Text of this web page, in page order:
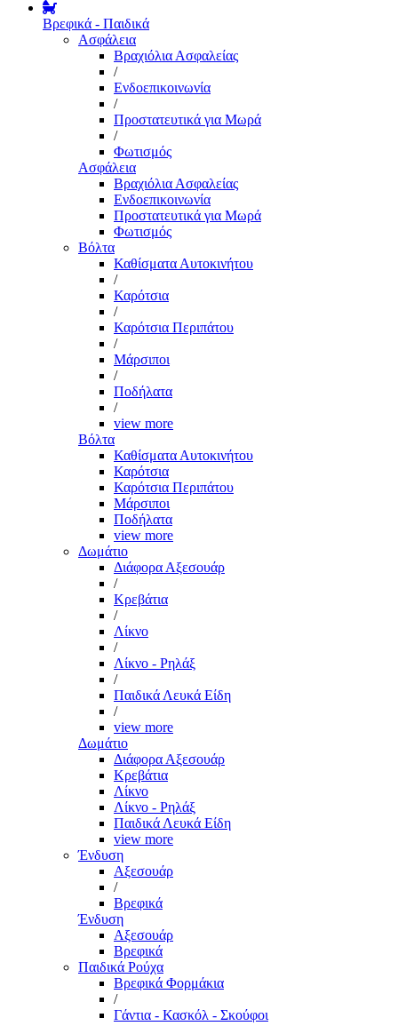
Βρεφικά - Παιδικά
Ασφάλεια
Βραχιόλια Ασφαλείας
/
Ενδοεπικοινωνία
/
Προστατευτικά για Μωρά
/
Φωτισμός
Ασφάλεια
Βραχιόλια Ασφαλείας
Ενδοεπικοινωνία
Προστατευτικά για Μωρά
Φωτισμός
Βόλτα
Καθίσματα Αυτοκινήτου
/
Καρότσια
/
Καρότσια Περιπάτου
/
Μάρσιποι
/
Ποδήλατα
/
view more
Βόλτα
Καθίσματα Αυτοκινήτου
Καρότσια
Καρότσια Περιπάτου
Μάρσιποι
Ποδήλατα
view more
Δωμάτιο
Διάφορα Αξεσουάρ
/
Κρεβάτια
/
Λίκνο
/
Λίκνο - Ρηλάξ
/
Παιδικά Λευκά Είδη
/
view more
Δωμάτιο
Διάφορα Αξεσουάρ
Κρεβάτια
Λίκνο
Λίκνο - Ρηλάξ
Παιδικά Λευκά Είδη
view more
Ένδυση
Αξεσουάρ
/
Βρεφικά
Ένδυση
Αξεσουάρ
Βρεφικά
Παιδικά Ρούχα
Βρεφικά Φορμάκια
/
Γάντια - Κασκόλ - Σκούφοι